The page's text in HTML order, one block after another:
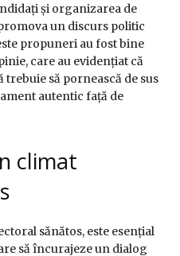
și organizarea de
un discurs politic
propuneri au fost bine
care au evidențiat că
să pornească de sus
autentic față de
climat
sănătos, este esențial
să încurajeze un dialog